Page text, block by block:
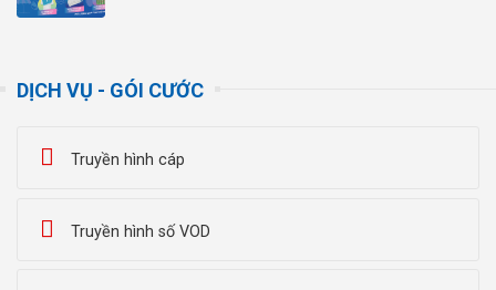
DỊCH VỤ - GÓI CƯỚC
Truyền hình cáp
Truyền hình số VOD